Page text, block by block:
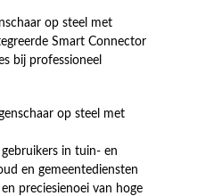
op steel met
Smart Connector
bij professioneel
op steel met
in tuin- en
en gemeentediensten
preciesienoei van hoge